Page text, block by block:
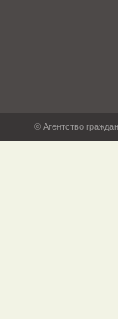
© Агентство